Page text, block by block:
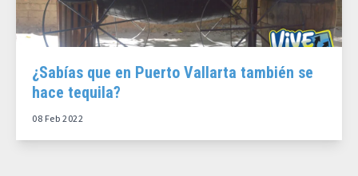
¿Sabías que en Puerto Vallarta también se
hace tequila?
08 Feb 2022